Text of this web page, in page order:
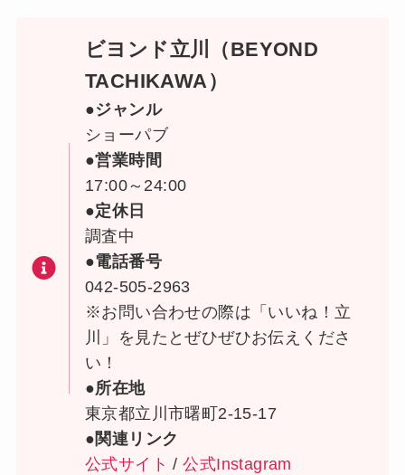
ビヨンド立川（BEYOND
TACHIKAWA）
●ジャンル
ショーパブ
●営業時間
17:00～24:00
●定休日
調査中
●電話番号
042-505-2963
※お問い合わせの際は「いいね！立
川」を見たとぜひぜひお伝えくださ
い！
●所在地
東京都立川市曙町2-15-17
●関連リンク
公式サイト /公式Instagram